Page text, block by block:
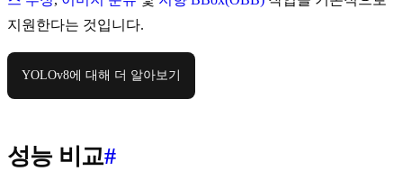
지원한다는 것입니다.
YOLOv8에 대해 더 알아보기
성능 비교#